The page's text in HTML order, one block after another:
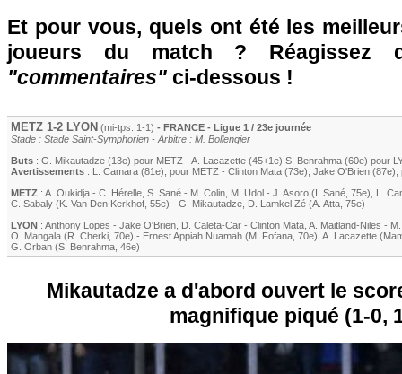
Et pour vous, quels ont été les
joueurs du match ? Réagissez
"commentaires" ci-dessous !
METZ 1-2 LYON (mi-tps: 1-1) - FRANCE - Ligue 1 / 23e journée
Stade : Stade Saint-Symphorien - Arbitre : M. Bollengier
Buts : G. Mikautadze (13e) pour METZ - A. Lacazette (45+1e) S. Benrahma (60e) pour
Avertissements : L. Camara (81e) , pour METZ - Clinton Mata (73e) Jake O'Brien (87e)
METZ : A. Oukidja - C. Hérelle S. Sané - M. Colin M. Udol - J. Asoro (I. Sané , 75e)
L.
C. Sabaly (K. Van Den Kerkhof , 55e) - G. Mikautadze D. Lamkel Zé (A. Atta , 75e)
LYON : Anthony Lopes - Jake O'Brien D. Caleta-Car - Clinton Mata A. Maitland-Niles -
O. Mangala (R. Cherki , 70e) - Ernest Appiah Nuamah (M. Fofana , 70e) A. Lacazette (
G. Orban (S. Benrahma , 46e)
Mikautadze a d'abord ouvert le
magnifique piqué (1-0,